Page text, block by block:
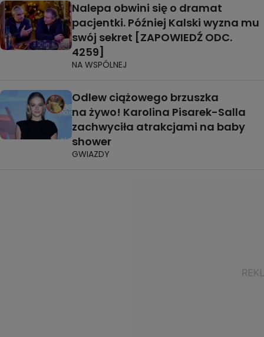
Nalepa obwini się o dramat
pacjentki. Później Kalski wyzna mu
swój sekret [ZAPOWIEDŹ ODC.
4259]
NA WSPÓLNEJ
Odlew ciążowego brzuszka
na żywo! Karolina Pisarek-Salla
zachwyciła atrakcjami na baby
shower
GWIAZDY